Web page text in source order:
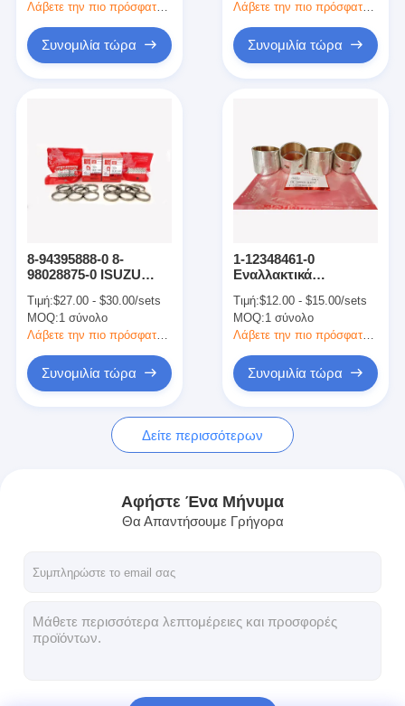
Ειδήσεις
Ανταλλακτικά κινητήρα KOMATSU
Ανταλλακτικά κινητήρα CUMMINS
Μέρη κινητήρα MITSUBISHI
Μέρη κινητήρων John Deere
Τμήματα κινητήρα EC VOLVO
Μέρη μηχανών Hino
Ανταλλακτικά κινητήρα Perkins
4HK1 6HK1
Λάβετε την πιο πρόσφατη τιμή
Συνομιλία τώρα
Λάβετε την πιο πρόσφατη τιμή
Συνομιλία τώρα
8-94395888-0 8-
98028875-0 ISUZU
Καθίσμα βαλβίδας
εισόδου Καθίσμα
βαλβίδας εξάτμισης
Τιμή:$27.00 - $30.00/sets
MOQ:1 σύνολο
Λάβετε την πιο πρόσφατη τιμή
Συνομιλία τώρα
1-12348461-0
Εναλλακτικά
Isuzu
Τιμή:$12.00 - $15.00/sets
MOQ:1 σύνολο
Λάβετε την πιο πρόσφατη τιμή
Συνομιλία τώρα
Δείτε περισσότερων
Αφήστε Ένα Μήνυμα
Θα Απαντήσουμε Γρήγορα